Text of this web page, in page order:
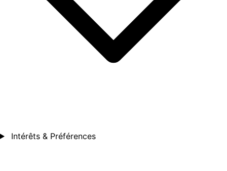
Intérêts & Préférences